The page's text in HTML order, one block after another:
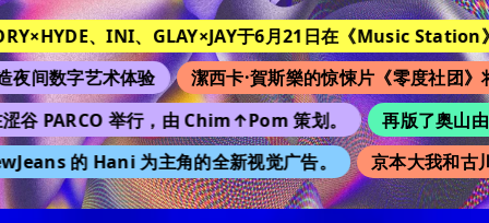
、INI、GLAY×JAY于6月21日在《Music Station》
间数字艺术体验
潔西卡·賀斯樂的惊悚片《零度社团》
PARCO 举行，由 Chim↑Pom 策划。
再版了奥山由
的 Hani 为主角的全新视觉广告。
京本大我和古